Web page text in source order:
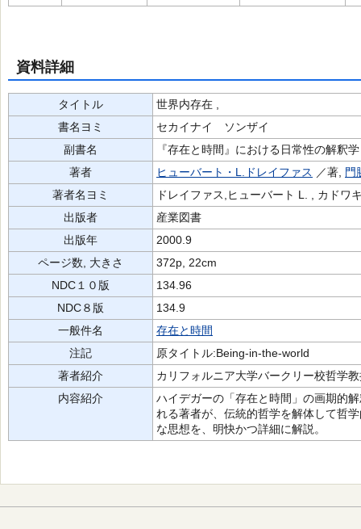
資料詳細
タイトル
世界内存在 ,
書名ヨミ
セカイナイ ソンザイ
副書名
『存在と時間』における日常性の解釈学
著者
ヒューバート・L.ドレイファス ／著,
門
著者名ヨミ
ドレイファス,ヒューバート L. , カドワ
出版者
産業図書
出版年
2000.9
ページ数, 大きさ
372p, 22cm
NDC１０版
134.96
NDC８版
134.9
一般件名
存在と時間
注記
原タイトル:Being‐in‐the‐world
著者紹介
カリフォルニア大学バークリー校哲学
内容紹介
ハイデガーの「存在と時間」の画期的
れる著者が、伝統的哲学を解体して哲
な思想を、明快かつ詳細に解説。